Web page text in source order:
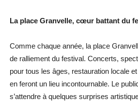
La place Granvelle, cœur battant du
Comme chaque année, la place
de ralliement du festival. Concerts,
pour tous les âges, restauration locale
en feront un lieu incontournable. Le
s’attendre à quelques surprises